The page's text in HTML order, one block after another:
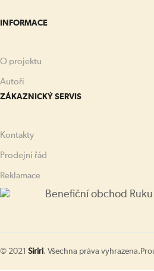
INFORMACE
O projektu
Autoři
ZÁKAZNICKÝ SERVIS
Kontakty
Prodejní řád
Reklamace
Benefiční obchod
© 2021 Siriri. Všechna práva vyhrazena.